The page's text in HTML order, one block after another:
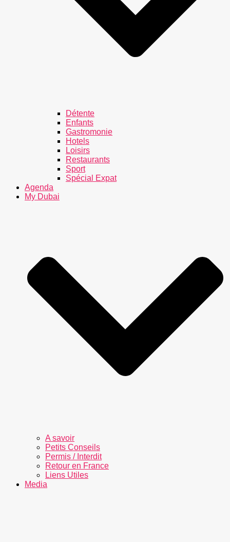
Détente
Enfants
Gastromonie
Hotels
Loisirs
Restaurants
Sport
Spécial Expat
Agenda
My Dubai
A savoir
Petits Conseils
Permis / Interdit
Retour en France
Liens Utiles
Media